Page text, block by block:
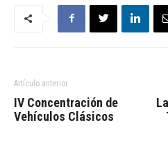
Artículo anterior
IV Concentración de
Vehículos Clásicos